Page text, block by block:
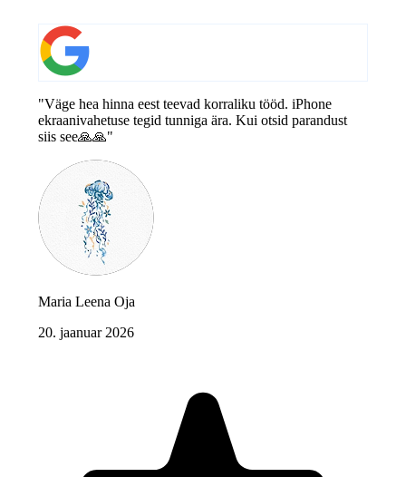
"Väge hea hinna eest teevad korraliku tööd. iPhone
ekraanivahetuse tegid tunniga ära. Kui otsid parandust
siis see🙏🙏"
Maria Leena Oja
20. jaanuar 2026